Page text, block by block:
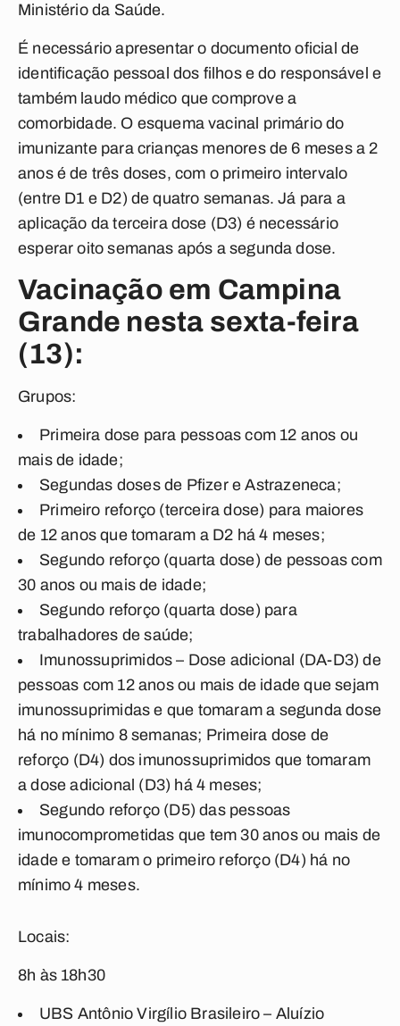
Ministério da Saúde.
É necessário apresentar o documento oficial de
identificação pessoal dos filhos e do responsável e
também laudo médico que comprove a
comorbidade. O esquema vacinal primário do
imunizante para crianças menores de 6 meses a 2
anos é de três doses, com o primeiro intervalo
(entre D1 e D2) de quatro semanas. Já para a
aplicação da terceira dose (D3) é necessário
esperar oito semanas após a segunda dose.
Vacinação em Campina
Grande nesta sexta-feira
(13):
Grupos:
Primeira dose para pessoas com 12 anos ou
mais de idade;
Segundas doses de Pfizer e Astrazeneca;
Primeiro reforço (terceira dose) para maiores
de 12 anos que tomaram a D2 há 4 meses;
Segundo reforço (quarta dose) de pessoas com
30 anos ou mais de idade;
Segundo reforço (quarta dose) para
trabalhadores de saúde;
Imunossuprimidos – Dose adicional (DA-D3) de
pessoas com 12 anos ou mais de idade que sejam
imunossuprimidas e que tomaram a segunda dose
há no mínimo 8 semanas; Primeira dose de
reforço (D4) dos imunossuprimidos que tomaram
a dose adicional (D3) há 4 meses;
Segundo reforço (D5) das pessoas
imunocomprometidas que tem 30 anos ou mais de
idade e tomaram o primeiro reforço (D4) há no
mínimo 4 meses.
Locais:
8h às 18h30
UBS Antônio Virgílio Brasileiro – Aluízio